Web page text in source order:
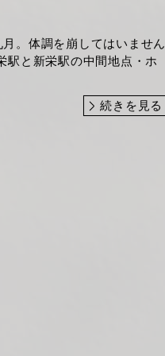
。体調を崩してはいません
駅と新栄駅の中間地点・ホ
続きを見る